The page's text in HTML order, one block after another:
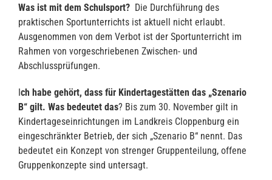
Was ist mit dem Schulsport? Die Durchführung des
praktischen Sportunterrichts ist aktuell nicht erlaubt.
Ausgenommen von dem Verbot ist der Sportunterricht im
Rahmen von vorgeschriebenen Zwischen- und
Abschlussprüfungen.
ch habe gehört, dass für Kindertagestätten das „Szenario
B“ gilt. Was bedeutet das? Bis zum 30. November gilt in
Kindertageseinrichtungen im Landkreis Cloppenburg ein
eingeschränkter Betrieb, der sich „Szenario B“ nennt. Das
bedeutet ein Konzept von strenger Gruppenteilung, offene
Gruppenkonzepte sind untersagt.